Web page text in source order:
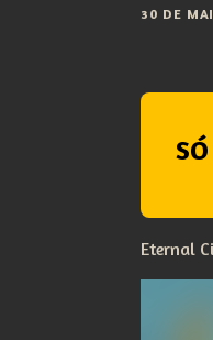
30 DE
Eternal